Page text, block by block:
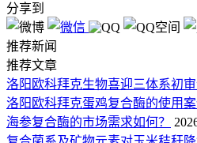
分享到
推荐新闻
推荐文章
洛阳欧科拜克生物喜迎三体系初
洛阳欧科拜克蛋鸡复合酶的使用案
海参复合酶的市场需求如何？